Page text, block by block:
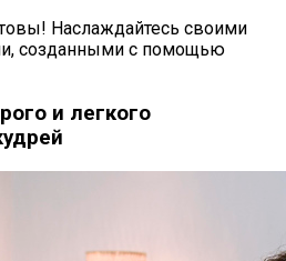
Наслаждайтесь своими
созданными с помощью
и легкого